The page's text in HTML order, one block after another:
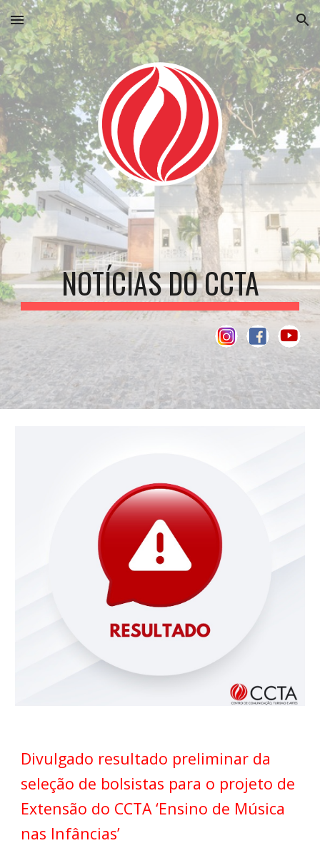
Skip to main content Skip to navigation
NOTÍCIAS DO CCTA
Divulgado resultado preliminar da
seleção de bolsistas para o projeto de
Extensão do CCTA ‘Ensino de Música
nas Infâncias’